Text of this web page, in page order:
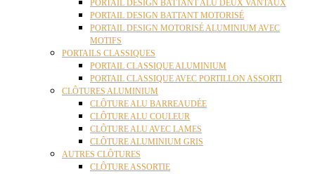
PORTAIL DESIGN BATTANT ALU DEUX VANTAUX
PORTAIL DESIGN BATTANT MOTORISÉ
PORTAIL DESIGN MOTORISÉ ALUMINIUM AVEC
MOTIFS
PORTAILS CLASSIQUES
PORTAIL CLASSIQUE ALUMINIUM
PORTAIL CLASSIQUE AVEC PORTILLON ASSORTI
CLÔTURES ALUMINIUM
CLÔTURE ALU BARREAUDÉE
CLÔTURE ALU COULEUR
CLÔTURE ALU AVEC LAMES
CLÔTURE ALUMINIUM GRIS
AUTRES CLÔTURES
CLÔTURE ASSORTIE